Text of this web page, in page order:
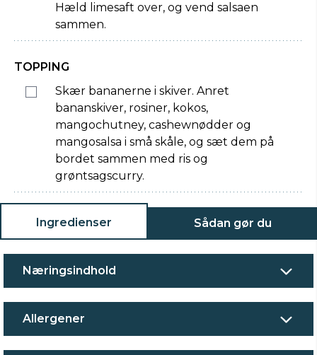
Hæld limesaft over, og vend salsaen
sammen.
TOPPING
Skær bananerne i skiver. Anret
bananskiver, rosiner, kokos,
mangochutney, cashewnødder og
mangosalsa i små skåle, og sæt dem på
bordet sammen med ris og
grøntsagscurry.
Ingredienser Sådan gør du
Næringsindhold
Allergener